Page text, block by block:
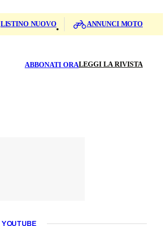
LISTINO NUOVO ANNUNCI MOTO
ABBONATI ORALEGGI LA RIVISTA
YOUTUBE